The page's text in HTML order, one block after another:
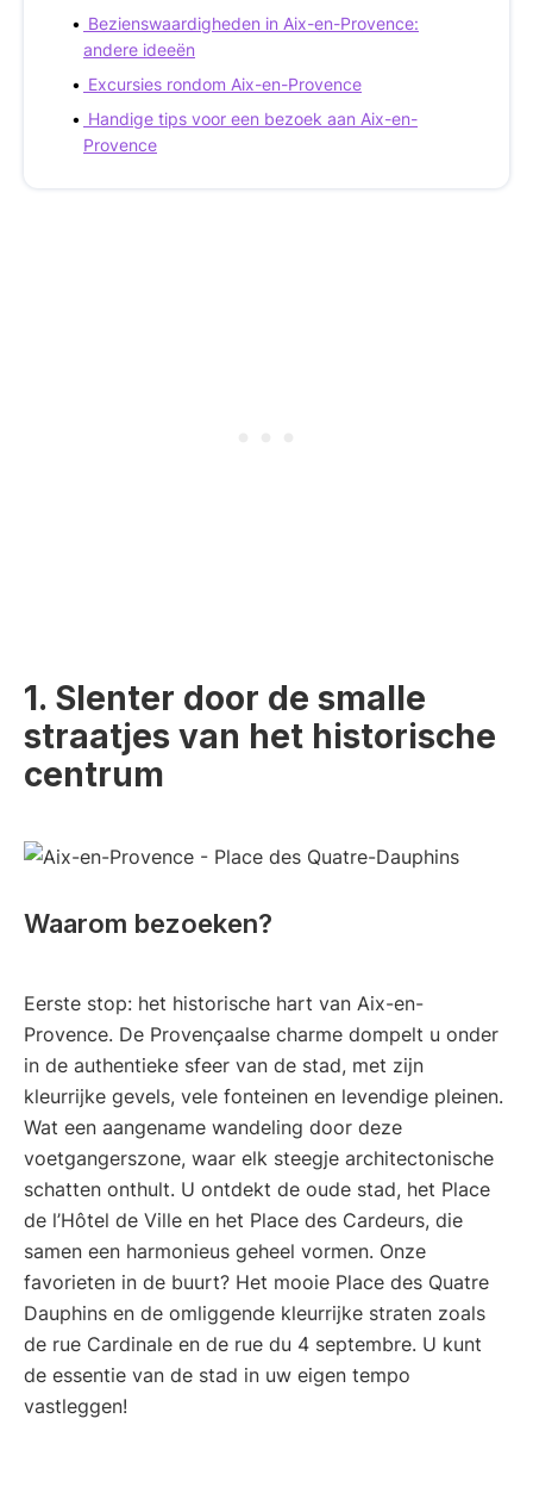
Bezienswaardigheden in Aix-en-Provence:
andere ideeën
Excursies rondom Aix-en-Provence
Handige tips voor een bezoek aan Aix-en-
Provence
1. Slenter door de smalle
straatjes van het historische
centrum
Waarom bezoeken?
Eerste stop: het historische hart van Aix-en-
Provence. De Provençaalse charme dompelt u onder
in de authentieke sfeer van de stad, met zijn
kleurrijke gevels, vele fonteinen en levendige pleinen.
Wat een aangename wandeling door deze
voetgangerszone, waar elk steegje architectonische
schatten onthult. U ontdekt de oude stad, het Place
de l’Hôtel de Ville en het Place des Cardeurs, die
samen een harmonieus geheel vormen. Onze
favorieten in de buurt? Het mooie Place des Quatre
Dauphins en de omliggende kleurrijke straten zoals
de rue Cardinale en de rue du 4 septembre. U kunt
de essentie van de stad in uw eigen tempo
vastleggen!